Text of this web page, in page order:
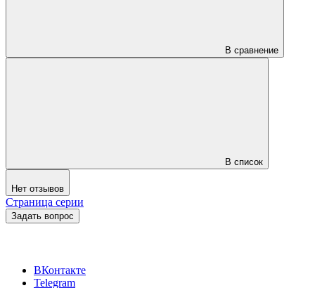
В сравнение
В список
Нет отзывов
Страница серии
Задать вопрос
ВКонтакте
Telegram